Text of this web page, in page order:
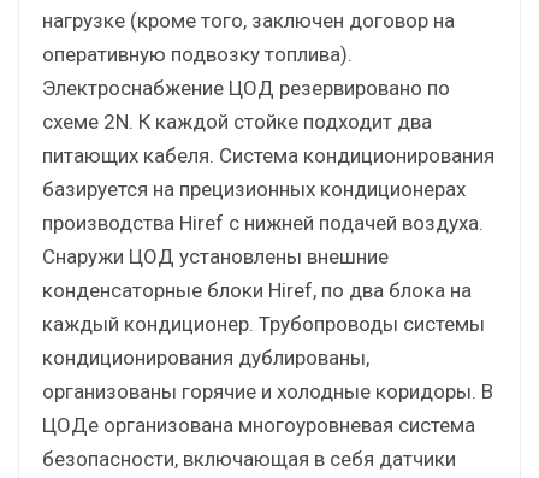
нагрузке (кроме того, заключен договор на
оперативную подвозку топлива).
Электроснабжение ЦОД резервировано по
схеме 2N. К каждой стойке подходит два
питающих кабеля. Система кондиционирования
базируется на прецизионных кондиционерах
производства Hiref с нижней подачей воздуха.
Снаружи ЦОД установлены внешние
конденсаторные блоки Hiref, по два блока на
каждый кондиционер. Трубопроводы системы
кондиционирования дублированы,
организованы горячие и холодные коридоры. В
ЦОДе организована многоуровневая система
безопасности, включающая в себя датчики